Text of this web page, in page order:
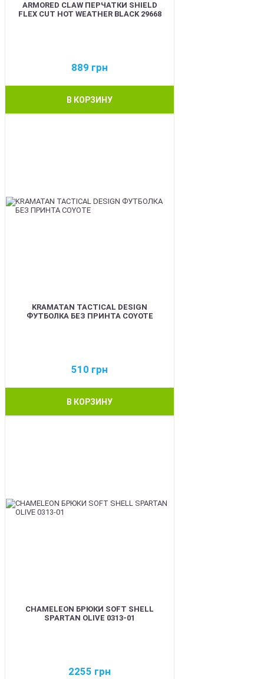
ARMORED CLAW ПЕРЧАТКИ SHIELD
FLEX CUT HOT WEATHER BLACK 29668
889 грн
В КОРЗИНУ
KRAMATAN TACTICAL DESIGN
ФУТБОЛКА БЕЗ ПРИНТА COYOTE
510 грн
В КОРЗИНУ
CHAMELEON БРЮКИ SOFT SHELL
SPARTAN OLIVE 0313-01
2255 грн